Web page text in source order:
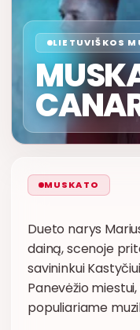
LIETUVIŠKOS
MUSKATO
Dueto narys
dainą, scenoje
savininkui
Panevėžio
populiariame